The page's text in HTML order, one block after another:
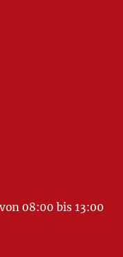
08:00 bis 13:00